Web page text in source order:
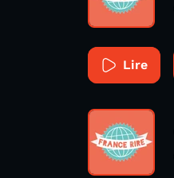
Lire